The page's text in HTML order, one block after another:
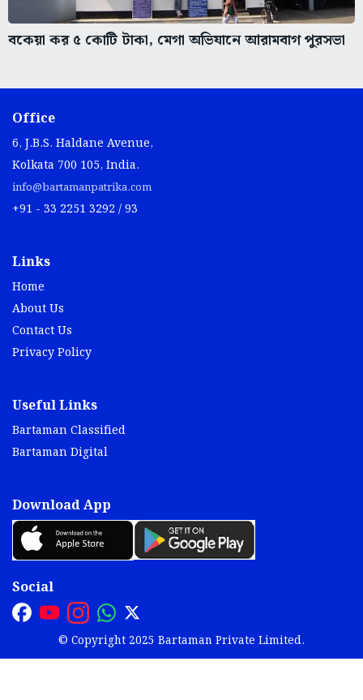
বকেয়া কর ৫ কোটি টাকা, মেগা অভিযানে আরামবাগ পুরসভা
Office
6, J.B.S. Haldane Avenue,
Kolkata 700 105, India.
info@bartamanpatrika.com
+91 - 33 2251 3292 / 93
Links
Home
About Us
Contact Us
Privacy Policy
Useful Links
Bartaman Classified
Bartaman Digital
Download App
Social
© Copyright 2025 Bartaman Private Limited.